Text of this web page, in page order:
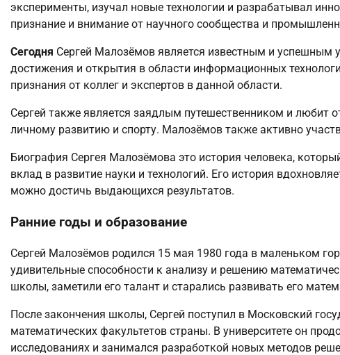
эксперименты, изучал новые технологии и разрабатывал
признание и внимание от научного сообщества и
Сегодня Сергей Малозёмов является известным и успешным
достижения и открытия в области информационных
признания от коллег и экспертов в данной области.
Сергей также является заядлым путешественником и любит
личному развитию и спорту. Малозёмов также активно
Биография Сергея Малозёмова это история человека,
вклад в развитие науки и технологий. Его история
можно достичь выдающихся результатов.
Ранние годы и образование
Сергей Малозёмов родился 15 мая 1980 года в маленьком
удивительные способности к анализу и решению
школы, заметили его талант и старались развивать его
После закончения школы, Сергей поступил в Московский
математических факультетов страны. В университете он
исследованиях и занимался разработкой новых методов